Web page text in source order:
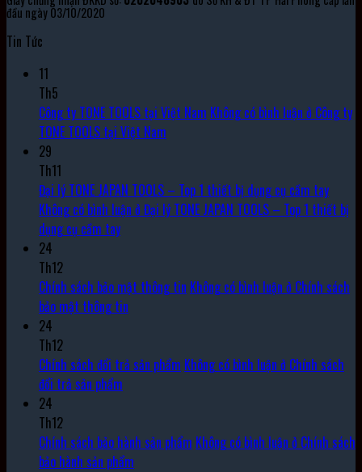
đầu ngày 03/10/2020
Tin Tức
11
Th5
Công ty TONE TOOLS tại Việt Nam Không có bình luận ở Công ty
TONE TOOLS tại Việt Nam
29
Th11
Đại lý TONE JAPAN TOOLS – Top 1 thiết bị dụng cụ cầm tay
Không có bình luận ở Đại lý TONE JAPAN TOOLS – Top 1 thiết bị
dụng cụ cầm tay
24
Th12
Chính sách bảo mật thông tin Không có bình luận ở Chính sách
bảo mật thông tin
24
Th12
Chính sách đổi trả sản phẩm Không có bình luận ở Chính sách
đổi trả sản phẩm
24
Th12
Chính sách bảo hành sản phẩm Không có bình luận ở Chính sách
bảo hành sản phẩm